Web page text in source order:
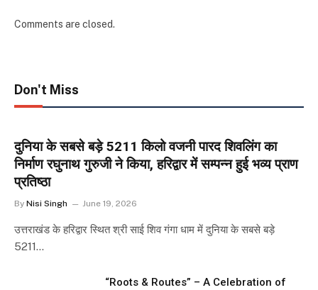
Comments are closed.
Don't Miss
दुनिया के सबसे बड़े 5211 किलो वजनी पारद शिवलिंग का
निर्माण रघुनाथ गुरुजी ने किया, हरिद्वार में सम्पन्न हुई भव्य प्राण
प्रतिष्ठा
By Nisi Singh June 19, 2026
उत्तराखंड के हरिद्वार स्थित श्री साई शिव गंगा धाम में दुनिया के सबसे बड़े
5211…
“Roots & Routes” – A Celebration of